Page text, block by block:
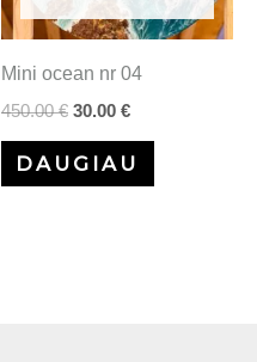
Mini ocean nr 04
450.00€ 30.00 €
DAUGIAU